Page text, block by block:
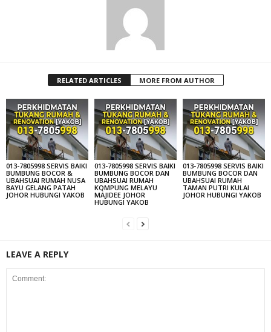
RELATED ARTICLES MORE FROM AUTHOR
013-7805998 SERVIS BAIKI
BUMBUNG BOCOR &
UBAHSUAI RUMAH NUSA
BAYU GELANG PATAH
JOHOR HUBUNGI YAKOB
013-7805998 SERVIS BAIKI
BUMBUNG BOCOR DAN
UBAHSUAI RUMAH
KQMPUNG MELAYU
MAJIDEE JOHOR
HUBUNGI YAKOB
013-7805998 SERVIS BAIKI
BUMBUNG BOCOR DAN
UBAHSUAI RUMAH
TAMAN PUTRI KULAI
JOHOR HUBUNGI YAKOB
LEAVE A REPLY